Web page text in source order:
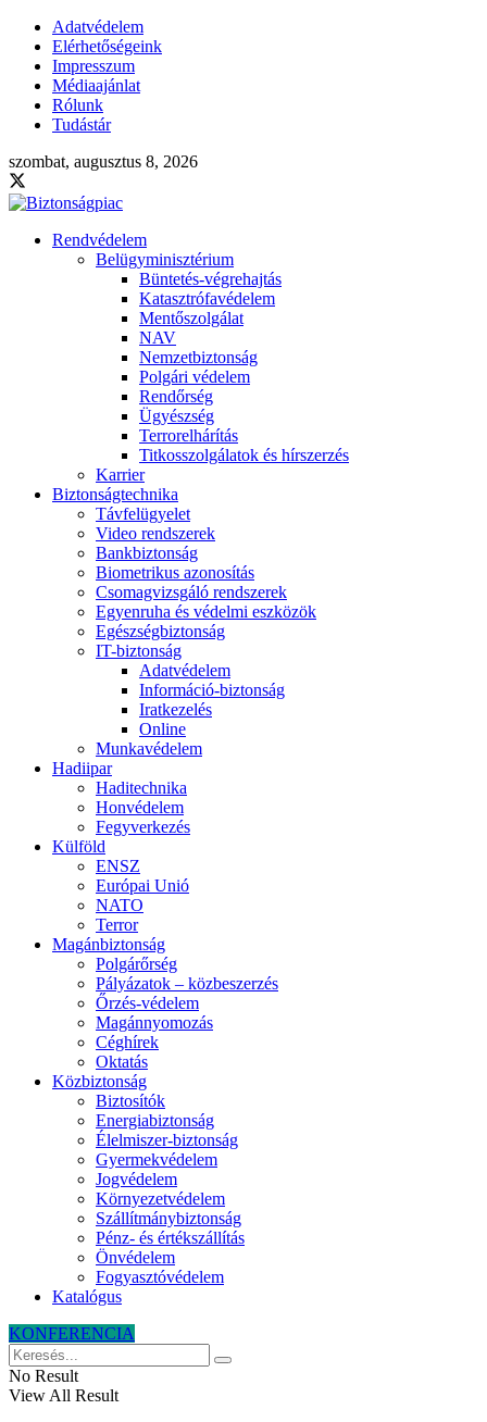
Adatvédelem
Elérhetőségeink
Impresszum
Médiaajánlat
Rólunk
Tudástár
szombat, augusztus 8, 2026
Rendvédelem
Belügyminisztérium
Büntetés-végrehajtás
Katasztrófavédelem
Mentőszolgálat
NAV
Nemzetbiztonság
Polgári védelem
Rendőrség
Ügyészség
Terrorelhárítás
Titkosszolgálatok és hírszerzés
Karrier
Biztonságtechnika
Távfelügyelet
Video rendszerek
Bankbiztonság
Biometrikus azonosítás
Csomagvizsgáló rendszerek
Egyenruha és védelmi eszközök
Egészségbiztonság
IT-biztonság
Adatvédelem
Információ-biztonság
Iratkezelés
Online
Munkavédelem
Hadiipar
Haditechnika
Honvédelem
Fegyverkezés
Külföld
ENSZ
Európai Unió
NATO
Terror
Magánbiztonság
Polgárőrség
Pályázatok – közbeszerzés
Őrzés-védelem
Magánnyomozás
Céghírek
Oktatás
Közbiztonság
Biztosítók
Energiabiztonság
Élelmiszer-biztonság
Gyermekvédelem
Jogvédelem
Környezetvédelem
Szállítmánybiztonság
Pénz- és értékszállítás
Önvédelem
Fogyasztóvédelem
Katalógus
KONFERENCIA
No Result
View All Result